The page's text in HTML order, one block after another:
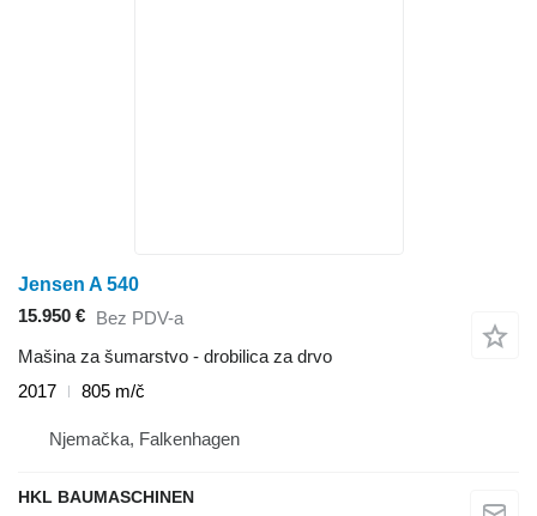
Jensen A 540
15.950 € Bez PDV-a
Mašina za šumarstvo - drobilica za drvo
2017
805 m/č
Njemačka, Falkenhagen
HKL BAUMASCHINEN